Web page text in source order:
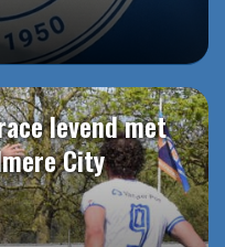
levend met
City